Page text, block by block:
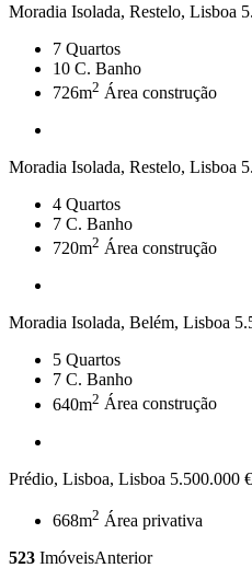
Moradia Isolada, Restelo, Lisboa
7 Quartos
10 C. Banho
726m2 Área construção
Moradia Isolada, Restelo, Lisboa
4 Quartos
7 C. Banho
720m2 Área construção
Moradia Isolada, Belém, Lisboa
5 Quartos
7 C. Banho
640m2 Área construção
Prédio, Lisboa, Lisboa 5.500.000 €
668m2 Área privativa
523 ImóveisAnterior